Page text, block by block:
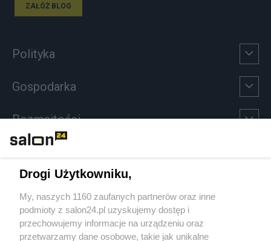
ZAŁÓŻ BLOG
Polityka
Gospodarka
Rozmaitości
Sport
Społeczeństwo
Drogi Użytkowniku,
My, naszych 1160 zaufanych partnerów oraz inne
podmioty z salon24.pl uzyskujemy dostęp i
przechowujemy informacje na urządzeniu oraz
przetwarzamy dane osobowe, takie jak unikalne